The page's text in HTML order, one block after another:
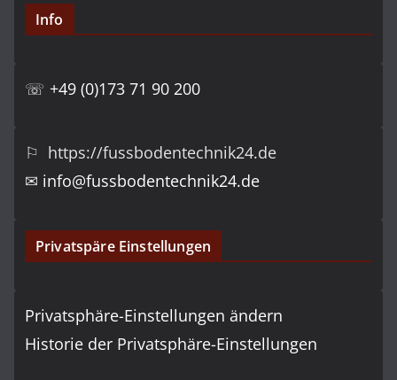
Info
☏ +49 (0)173 71 90 200
⚐ https://fussbodentechnik24.de
✉ info@fussbodentechnik24.de
Privatspäre Einstellungen
Privatsphäre-Einstellungen ändern
Historie der Privatsphäre-Einstellungen